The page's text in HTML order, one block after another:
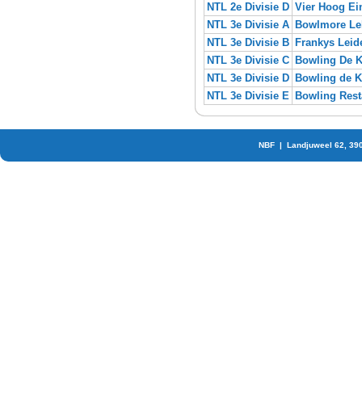
NTL 2e Divisie D Vier Hoog
NTL 3e Divisie A Bowlmore
NTL 3e Divisie B Frankys
NTL 3e Divisie C Bowling De
NTL 3e Divisie D Bowling de
NTL 3e Divisie E Bowling
NBF | Landjuweel 62,